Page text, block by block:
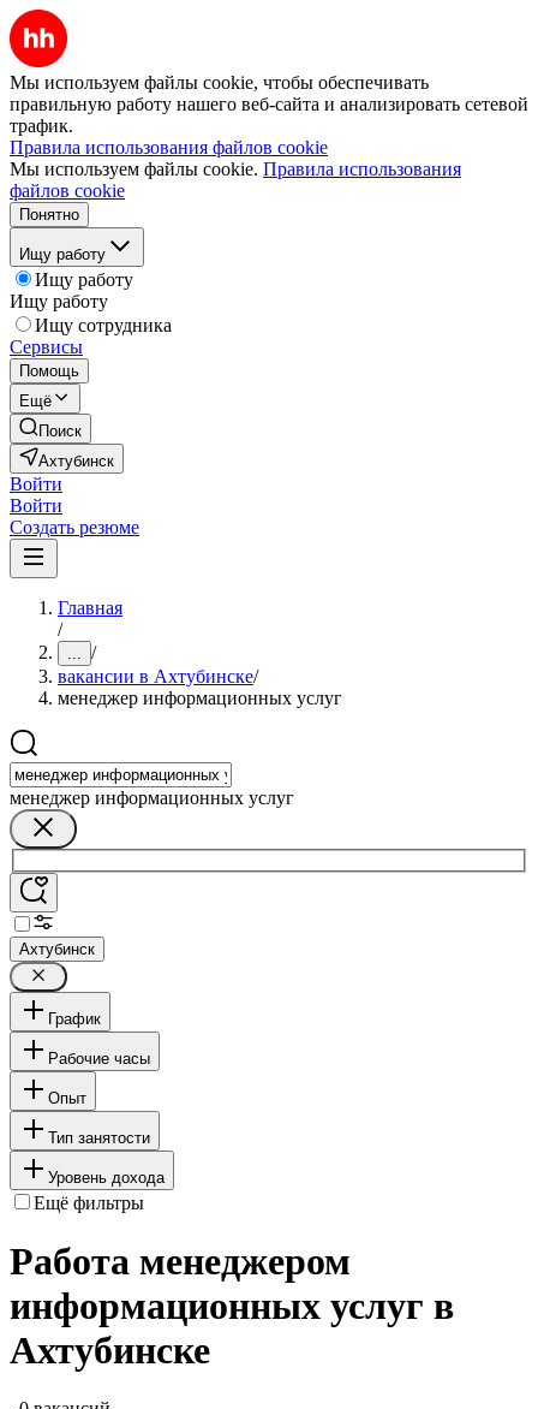
Мы используем файлы cookie, чтобы обеспечивать
правильную работу нашего веб-сайта и анализировать сетевой
трафик.
Правила использования файлов cookie
Мы используем файлы cookie. Правила использования
файлов cookie
Понятно
Ищу работу
Ищу работу
Ищу работу
Ищу сотрудника
Сервисы
Помощь
Ещё
Поиск
Ахтубинск
Войти
Войти
Создать резюме
Главная
/
... /
вакансии в Ахтубинске/
менеджер информационных услуг
менеджер информационных услуг
Ахтубинск
График
Рабочие часы
Опыт
Тип занятости
Уровень дохода
Ещё фильтры
Работа менеджером
информационных услуг в
Ахтубинске